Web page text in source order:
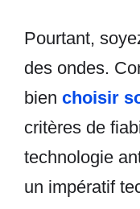
Pourtant,
des ondes.
bien choisir
critères de
technologie
un impératif